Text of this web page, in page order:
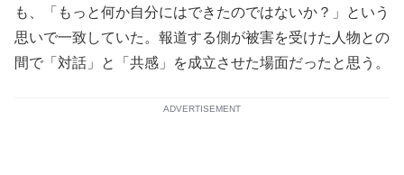
も、「もっと何か自分にはできたのではないか？」という
思いで一致していた。報道する側が被害を受けた人物との
間で「対話」と「共感」を成立させた場面だったと思う。
ADVERTISEMENT